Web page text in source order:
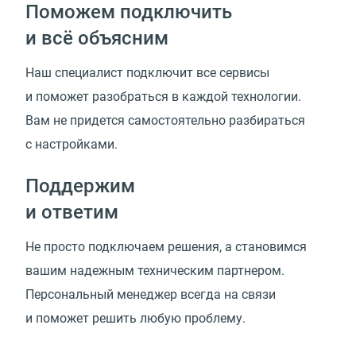
Поможем подключить
и всё объясним
Наш специалист подключит все сервисы
и поможет разобраться в каждой технологии.
Вам не придется самостоятельно разбираться
с настройками.
Поддержим
и ответим
Не просто подключаем решения, а становимся
вашим надежным техническим партнером.
Персональный менеджер всегда на связи
и поможет решить любую проблему.